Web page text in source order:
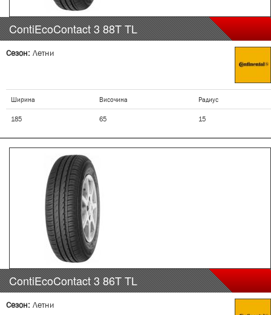
ContiEcoContact 388TTL
Сезон: Летни
Ширина Височина Радиус
185 65 15
ContiEcoContact 386TTL
Сезон: Летни